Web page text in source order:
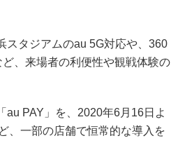
タジアムのau 5G対応や、360
、来場者の利便性や観戦体験の
PAY」を、2020年6月16日よ
、一部の店舗で恒常的な導入を